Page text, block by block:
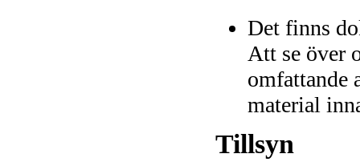
Det finns
Att se över
omfattande
material
Tillsyn